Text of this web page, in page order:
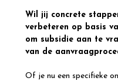
Wil jij concrete
verbeteren op basis
om subsidie aan te
van de
Of je nu een specifieke